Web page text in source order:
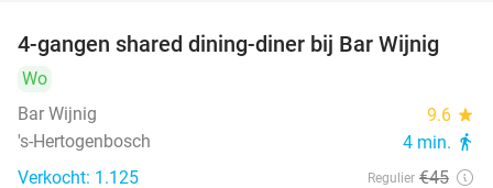
45%
4-gangen shared dining-diner bij Bar Wijnig
Wo
Bar Wijnig
9.6 star
's-Hertogenbosch 4 min. directions_walk
Verkocht: 1.125 Regulier €45